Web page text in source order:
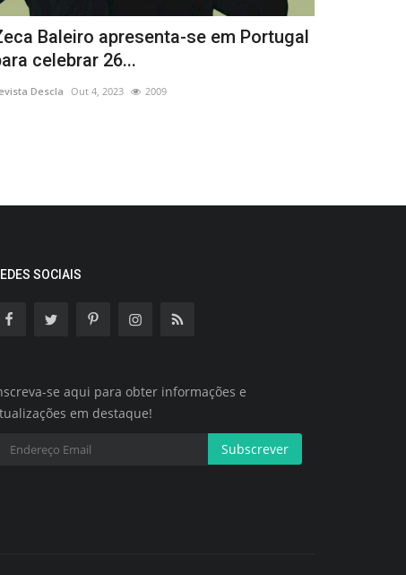
Baleiro apresenta-se em Portugal
celebrar 26...
Descla Out 4, 2023 2009
SOCIAIS
se aqui para obter informações e
em destaque!
Subscrever